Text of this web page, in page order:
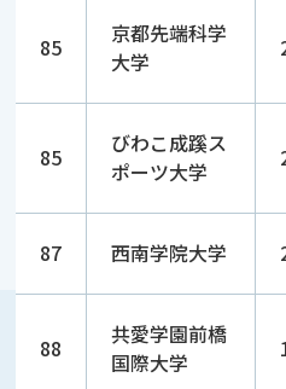
85
京都先端科学
大学
85
びわこ成蹊ス
ポーツ大学
87 西南学院大学
88
共愛学園前橋
国際大学